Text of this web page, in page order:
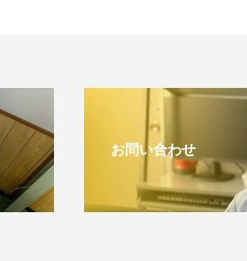
お問い合わせ